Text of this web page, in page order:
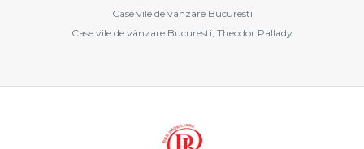
Case vile de vânzare Bucuresti
Case vile de vânzare Bucuresti, Theodor Pallady